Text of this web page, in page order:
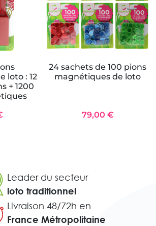
loto : 12
+ 1200
24 sachets de 100 pions
magnétiques de loto
79,00 €
Leader du secteur
loto traditionnel
Livraison 48/72h en
France Métropolitaine